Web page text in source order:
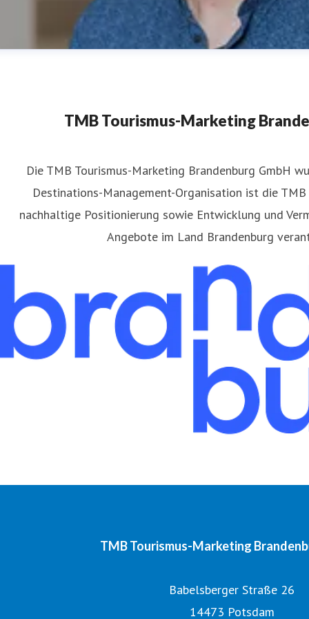
Pressereferent
matthias.schaefer@reiseland-
TMB Tourismus-Marketing
​Die TMB Tourismus-Marketing Brandenburg GmbH
Destinations-Management-Organisation ist die
nachhaltige Positionierung sowie Entwicklung und
Angebote im Land Brandenburg
TMB Tourismus-Marketing
Babelsberger Straße 26
14473 Potsdam